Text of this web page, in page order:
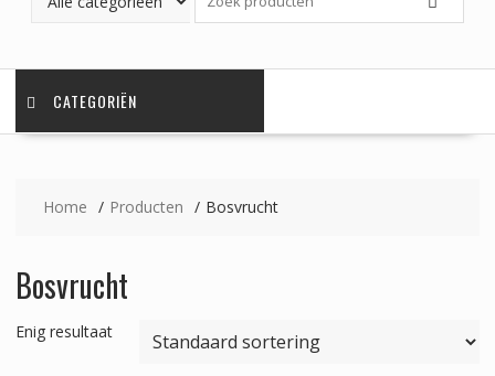
CATEGORIËN
Home Producten Bosvrucht
Bosvrucht
Enig resultaat